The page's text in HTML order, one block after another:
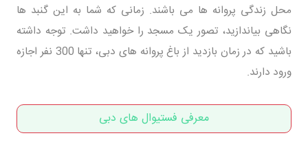
محل زندگی پروانه ها می باشند. زمانی که شما به این گنبد ها
نگاهی بیاندازید، تصور یک مسجد را خواهید داشت. توجه داشته
باشید که در زمان بازدید از باغ پروانه های دبی، تنها 300 نفر اجازه
ورود دارند.
معرفی فستیوال های دبی